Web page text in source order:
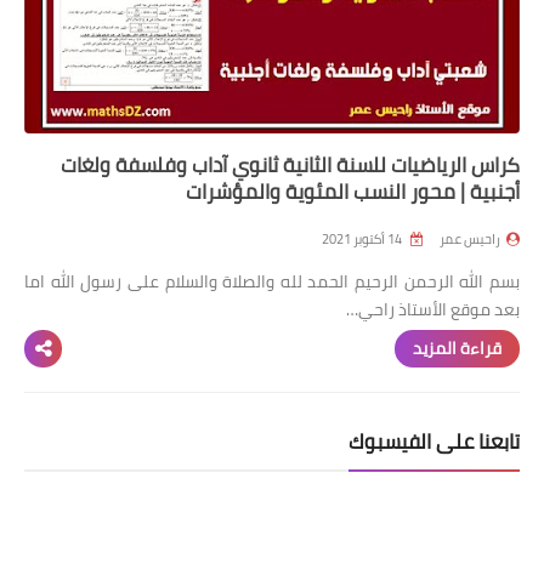
كراس الرياضيات للسنة الثانية ثانوي آداب وفلسفة ولغات
أجنبية | محور النسب المئوية والمؤشرات
راحيس عمر
بسم الله الرحمن الرحيم الحمد لله والصلاة والسلام على رسول الله اما
بعد موقع الأستاذ راحي…
قراءة المزيد
تابعنا على الفيسبوك